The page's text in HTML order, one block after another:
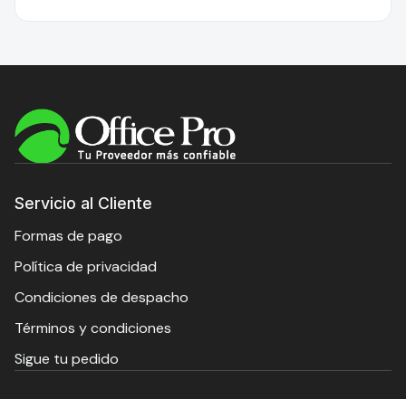
Servicio al Cliente
Formas de pago
Política de privacidad
Condiciones de despacho
Términos y condiciones
Sigue tu pedido